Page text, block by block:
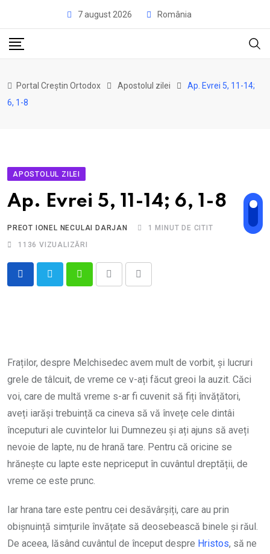
content
7 august 2026 România
Portal Creștin Ortodox Apostolul zilei
Ap. Evrei 5, 11-14;
6, 1-8
APOSTOLUL ZILEI
Ap. Evrei 5, 11-14; 6, 1-8
PREOT IONEL NECULAI DARJAN
1 MINUT DE CITIT
1136 VIZUALIZĂRI
Fraților, despre Melchisedec avem mult de vorbit, și lucruri
grele de tâlcuit, de vreme ce v-ați făcut greoi la auzit. Căci
voi, care de multă vreme s-ar fi cuvenit să fiți învățători,
aveți iarăși trebuință ca cineva să vă învețe cele dintâi
începuturi ale cuvintelor lui Dumnezeu și ați ajuns să aveți
nevoie de lapte, nu de hrană tare. Pentru că oricine se
hrănește cu lapte este nepriceput în cuvântul dreptății, de
vreme ce este prunc.
Iar hrana tare este pentru cei desăvârșiți, care au prin
obișnuință simțurile învățate să deosebească binele și răul.
De aceea, lăsând cuvântul de început despre Hristos, să ne